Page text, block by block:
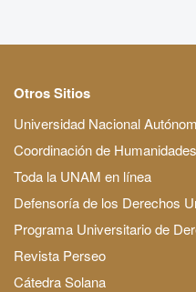
Otros Sitios
Universidad Nacional
Coordinación de
Toda la UNAM en línea
Defensoría de los Derechos
Programa Universitario de
Revista Perseo
Cátedra Solana